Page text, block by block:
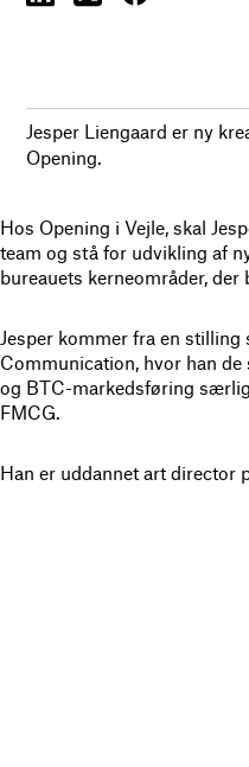
Jesper Liengaard er ny
Opening.
Hos Opening i Vejle, skal
team og stå for udvikling af
bureauets kerneområder,
Jesper kommer fra en
Communication, hvor han
og BTC-markedsføring
FMCG.
Han er uddannet art director